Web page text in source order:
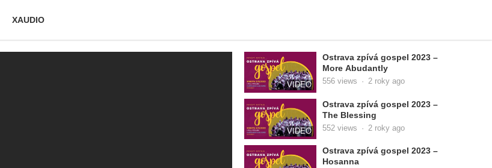
XAUDIO
VIDEO
Ostrava zpívá gospel 2023 –
More Abudantly
556 views · 2 roky ago
VIDEO
Ostrava zpívá gospel 2023 –
The Blessing
552 views · 2 roky ago
Ostrava zpívá gospel 2023 –
Hosanna